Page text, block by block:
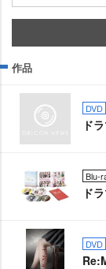
作品
DVD
ド
Blu-
ド
DVD